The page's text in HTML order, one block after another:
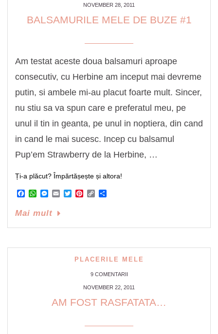
NOVEMBER 28, 2011
BALSAMURILE MELE DE BUZE #1
Am testat aceste doua balsamuri aproape
consecutiv, cu Herbine am inceput mai devreme
putin, si ambele mi-au placut foarte mult. Sincer,
nu stiu sa va spun care e preferatul meu, pe
unul il tin in geanta, pe unul in noptiera, din cand
in cand le mai sucesc. Incep cu balsamul
Pup’em Strawberry de la Herbine, …
Ți-a plăcut? Împărtășește și altora!
Facebook
WhatsApp
Messenger
EmailTwitterPinterest
Copy
Mai mult
PLACERILE MELE
9 COMENTARII
NOVEMBER 22, 2011
AM FOST RASFATATA…